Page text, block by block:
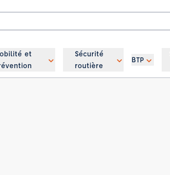
et
Sécurité
routière
BTP